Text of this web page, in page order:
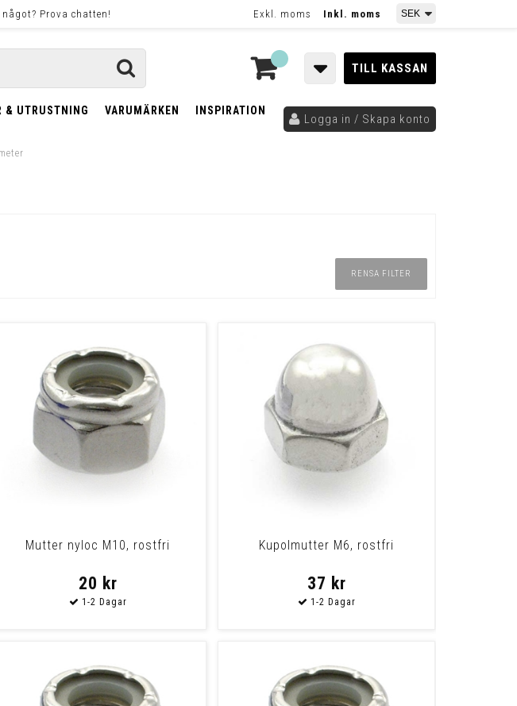
Prova chatten! Exkl. moms Inkl. moms
TILL KASSAN
& UTRUSTNING VARUMÄRKEN INSPIRATION
Logga in / Skapa konto
RENSA FILTER
Mutter nyloc M10, rostfri
20 kr
Kupolmutter M6, rostfri
37 kr